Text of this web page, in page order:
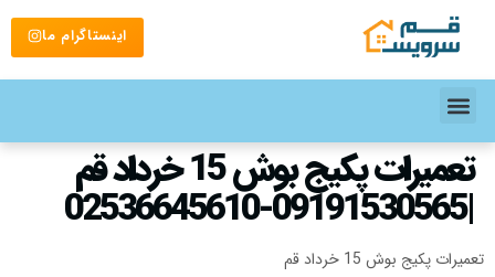
اینستاگرام ما
تعمیرات پکیج بوش 15 خرداد قم
|09191530565-02536645610
تعمیرات پکیج بوش 15 خرداد قم